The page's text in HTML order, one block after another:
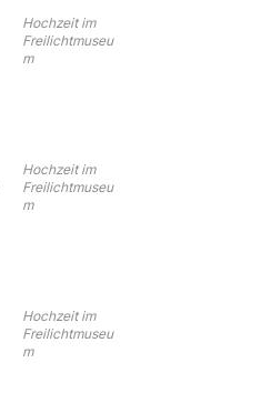
Hochzeit im
Freilichtmuseu
m
Hochzeit im
Freilichtmuseu
m
Hochzeit im
Freilichtmuseu
m